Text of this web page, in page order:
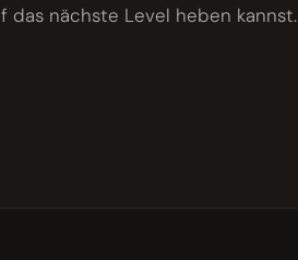
das nächste Level heben kannst.